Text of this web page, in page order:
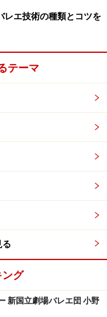
のが申し訳なくて。
思います。
内容をご確認くださ
レエ技術の種類とコツを
テーマ
る
ング
新国立劇場バレエ団 小野